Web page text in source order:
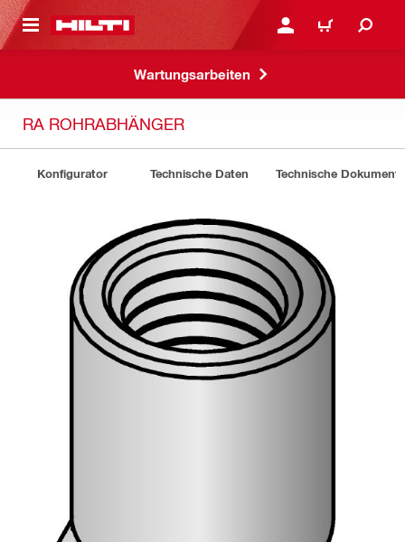
ANMELDEN ODER
WARENKORB
Wartungsarbeiten
RA ROHRABHÄNGER
Konfigurator Technische Daten Technische Dokumente